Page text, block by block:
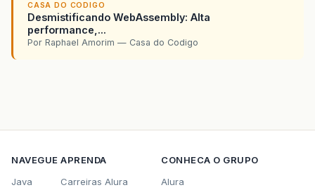
CASA DO CODIGO
Desmistificando WebAssembly: Alta
performance,...
Por Raphael Amorim — Casa do Codigo
NAVEGUE
Java
APRENDA
Carreiras Alura
CONHECA O GRUPO
Alura